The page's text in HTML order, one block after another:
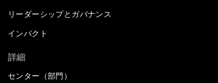
リーダーシップとガバナンス
インパクト
詳細
センター（部門）